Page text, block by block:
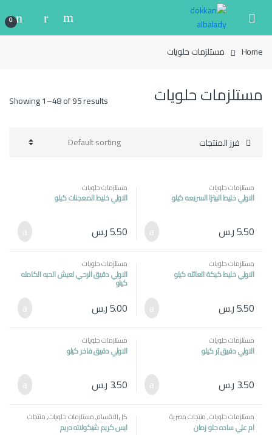
navigation
content
0
Home مستلزمات حلويات
مستلزمات حلويات Showing 1–48 of 95 results
فرز المنتجات
مستلزمات حلويات
الاولي خليط البيتزا السريعه كيلو
5.50ر.س
مستلزمات حلويات
الاولي خليط المعجنات كيلو
5.50ر.س
مستلزمات حلويات
الاولي خليط كيكة العائله كيلو
5.50ر.س
مستلزمات حلويات
الاولي دقيق الرحي لعيش الحبه الكامله
كيلو
5.00ر.س
مستلزمات حلويات
الاولي دقيق بُر كيلو
3.50 ر.س
مستلزمات حلويات
الاولي دقيق فاخر كيلو
3.50 ر.س
مستلزمات حلويات,منتجات مصرية
ام علي ساده حلو زمان
كل الاقسام,مستلزمات حلويات,منتجات
مصرية
ايس كريم شيكولاته دريم